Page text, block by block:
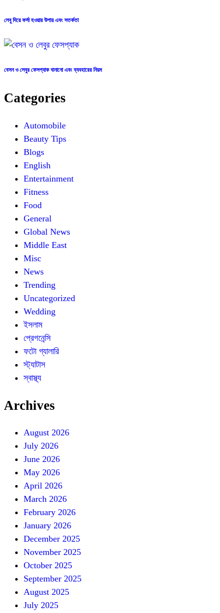
লেবু দিয়ে ফর্সা হওয়ার উপায় এবং সতর্কতা
বেসন ও লেবুর ফেসপ্যাক বানানো এবং ব্যবহারের নিয়ম
Categories
Automobile
Beauty Tips
Blogs
English
Entertainment
Fitness
Food
General
Global News
Middle East
Misc
News
Trending
Uncategorized
Wedding
ইসলাম
প্রেগনেন্সি
ফটো গ্যালারি
স্ট্যাটাস
স্বাস্থ্য
Archives
August 2026
July 2026
June 2026
May 2026
April 2026
March 2026
February 2026
January 2026
December 2025
November 2025
October 2025
September 2025
August 2025
July 2025